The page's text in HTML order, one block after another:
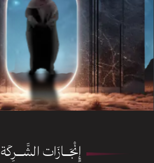
إٍنْجَـــازَات الشَّـــرِكَة